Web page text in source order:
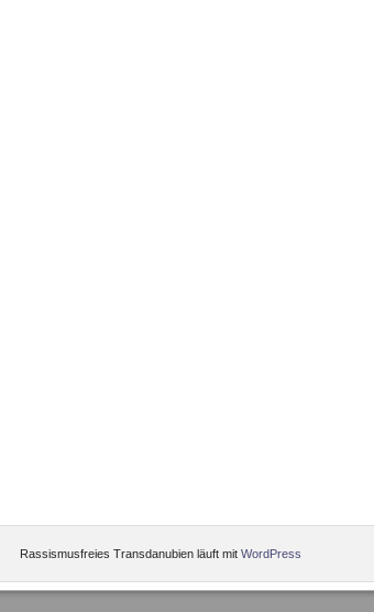
Rassismusfreies Transdanubien läuft mit WordPress